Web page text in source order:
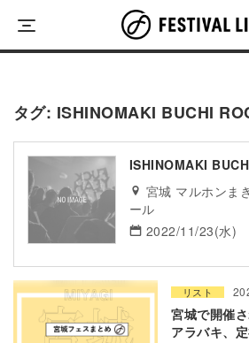
content
タグ: ISHINOMAKI BUCHI
ISHINOMAKI
宮城 マルホンま
ール
2022/11/23(水)
リスト
宮城で開催
アラバキ、